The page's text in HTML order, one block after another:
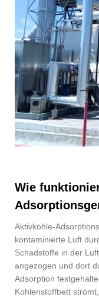
Wie
Aktivkohle-
kontaminierte Luft
Schadstoffe in der
angezogen und dort
Adsorption
Kohlenstoffbett